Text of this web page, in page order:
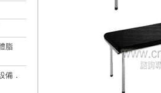
脂
備．